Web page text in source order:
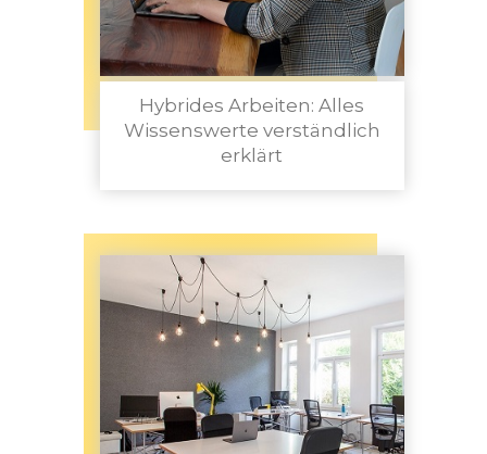
Hybrides Arbeiten: Alles
Wissenswerte verständlich
erklärt